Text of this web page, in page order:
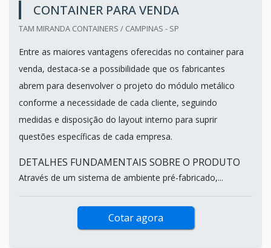
CONTAINER PARA VENDA
TAM MIRANDA CONTAINERS / CAMPINAS - SP
Entre as maiores vantagens oferecidas no container para
venda, destaca-se a possibilidade que os fabricantes
abrem para desenvolver o projeto do módulo metálico
conforme a necessidade de cada cliente, seguindo
medidas e disposição do layout interno para suprir
questões específicas de cada empresa.
DETALHES FUNDAMENTAIS SOBRE O PRODUTO
Através de um sistema de ambiente pré-fabricado,...
Cotar agora